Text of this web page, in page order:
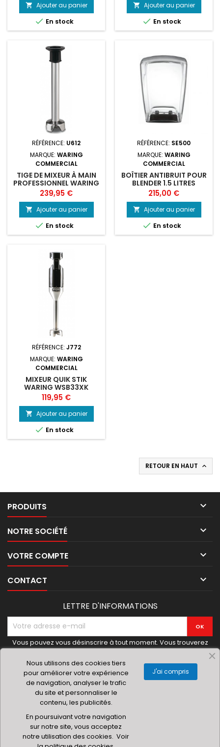
 Ajouter au panier
 En stock
 Ajouter au panier
 En stock
RÉFÉRENCE: U612
MARQUE: WARING
COMMERCIAL
TIGE DE MIXEUR À MAIN
PROFESSIONNEL WARING
300MM WSB50ST
Prix
239,95 €
 Ajouter au panier
 En stock
RÉFÉRENCE: SE500
MARQUE: WARING
COMMERCIAL
BOÎTIER ANTIBRUIT POUR
BLENDER 1.5 LITRES
WARING COMMERCIAL
Prix
215,00 €
 Ajouter au panier
 En stock
RÉFÉRENCE: J772
MARQUE: WARING
COMMERCIAL
MIXEUR QUIK STIK
WARING WSB33XK
Prix
119,95 €
 Ajouter au panier
 En stock
RETOUR EN HAUT 
PRODUITS 
NOTRE SOCIÉTÉ 
VOTRE COMPTE 
CONTACT 
LETTRE D'INFORMATIONS
Vous pouvez vous désinscrire à tout moment. Vous trouverez
pour cela nos informations de contact dans les conditions
d'utilisation du site.
© 2019 Materielhoreca.com | Gingenroots SRL
Nous utilisons des cookies tiers
pour améliorer votre expérience
de navigation, analyser le trafic
du site et personnaliser le
contenu, les publicités.
En poursuivant votre navigation
sur notre site, vous acceptez
notre utilisation des cookies. Voir
J'ai compris